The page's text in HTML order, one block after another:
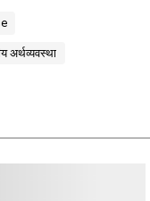
अर्थव्यवस्था